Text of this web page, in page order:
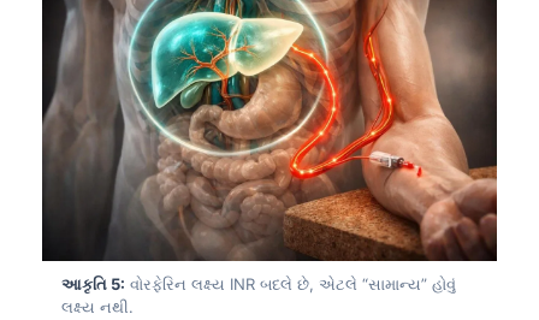
આકૃતિ 5: વોરફેરિન લક્ષ્ય INR બદલે છે, એટલે “સામાન્ય” હોવું
લક્ષ્ય નથી.